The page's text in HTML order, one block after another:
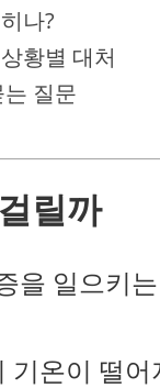
나?
황별 대처
질문
릴까
을 일으키
온이 떨